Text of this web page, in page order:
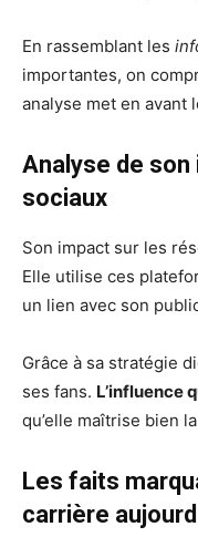
En rassemblant les
importantes, on
analyse met en avant
Analyse de
sociaux
Son impact sur les
Elle utilise ces
un lien avec son
Grâce à sa stratégie
ses fans. L’influence
qu’elle maîtrise bien
Les faits
carrière